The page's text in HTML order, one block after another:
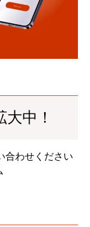
中！
合わせください